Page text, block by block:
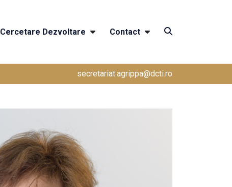
Cercetare Dezvoltare Contact
secretariat.agrippa@dcti.ro